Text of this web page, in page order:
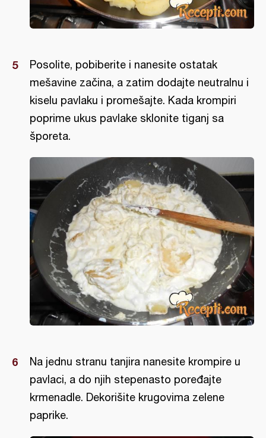
Posolite, pobiberite i nanesite ostatak
mešavine začina, a zatim dodajte neutralnu i
kiselu pavlaku i promešajte. Kada krompiri
poprime ukus pavlake sklonite tiganj sa
šporeta.
Na jednu stranu tanjira nanesite krompire u
pavlaci, a do njih stepenasto poređajte
krmenadle. Dekorišite krugovima zelene
paprike.